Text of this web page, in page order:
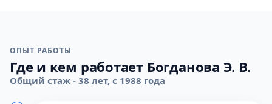
ОПЫТ РАБОТЫ
Где и кем работает Богданова Э. В.
Общий стаж - 38 лет, с 1988 года